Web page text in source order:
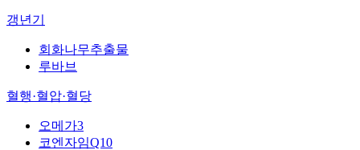
갱년기
회화나무추출물
루바브
혈행·혈압·혈당
오메가3
코엔자임Q10